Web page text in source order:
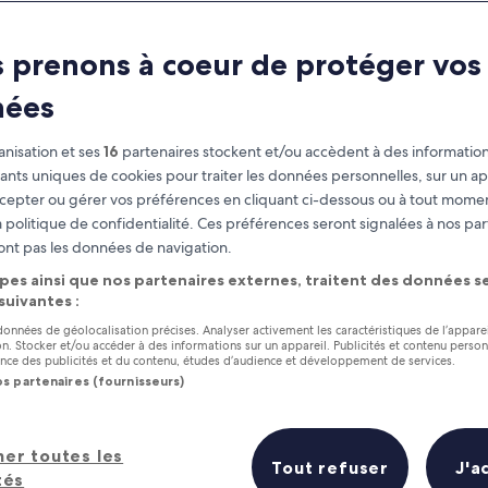
Gagnez des récompenses pour
chaque nuit séjournée
14 août - 16 août
at Woodbine Ave : les 5
prenons à coeur de protéger vos
et ses16 partenaires stockent et/ou accèdent à des
uniques de cookies pour traiter les données personnelles, sur un
ou gérer vos préférences en cliquant ci-dessous ou à tout
politique de confidentialité. Ces préférences seront signalées à nos
pas les données de navigation.
ainsi que nos partenaires externes, traitent des données
:
de géolocalisation précises. Analyser activement les caractéristiques de
Stocker et/ou accéder à des informations sur un appareil. Publicités et contenu
des publicités et du contenu, études d’audience et développement de services.
partenaires (fournisseurs)
toutes les
Tout refuser